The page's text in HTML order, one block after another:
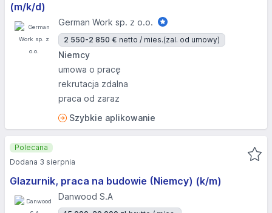
(m/k/d)
German Work sp. z o.o.
2 550-2 850 € netto / mies.(zal. od umowy)
Niemcy
umowa o pracę
rekrutacja zdalna
praca od zaraz
Szybkie aplikowanie
Glazurnik, praca na budowie (Niemcy) (k/m)
Danwood S.A
Polecana
Dodana 3 sierpnia